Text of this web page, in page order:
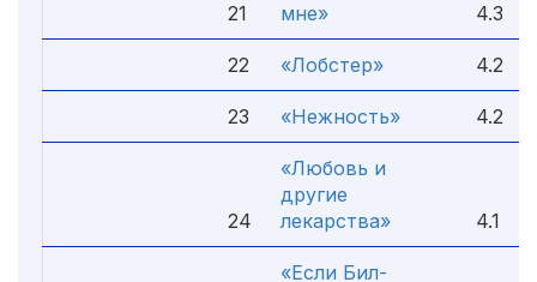
21
мне»
4.3
22 «Лобстер» 4.2
23 «Нежность» 4.2
24
«Любовь и
другие
лекарства»
4.1
«Если Бил-